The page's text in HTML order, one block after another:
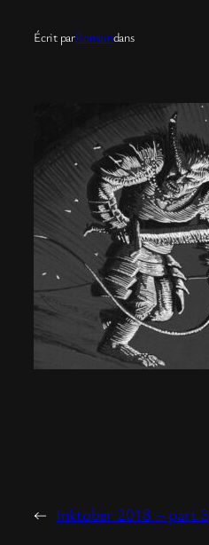
Écrit parRomaindans
← Inktober 2018 – part.3